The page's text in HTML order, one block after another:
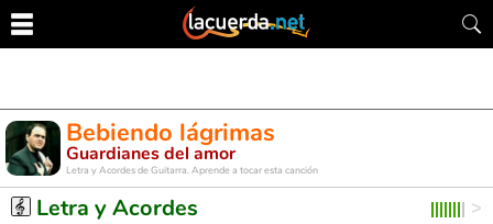
Bebiendo lágrimas
Guardianes del amor
Letra y Acordes de Guitarra. Aprende a tocar esta canción
Letra y Acordes